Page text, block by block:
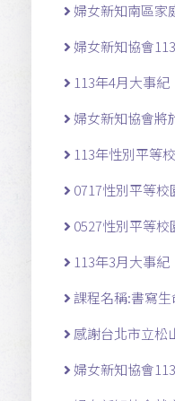
婦女新知南區家
婦女新知協會
113年4月大事紀
婦女新知協會將
113年性別平等
0717性別平等校
0527性別平等校
113年3月大事紀
課程名稱:書寫
感謝台北市立松
婦女新知協會